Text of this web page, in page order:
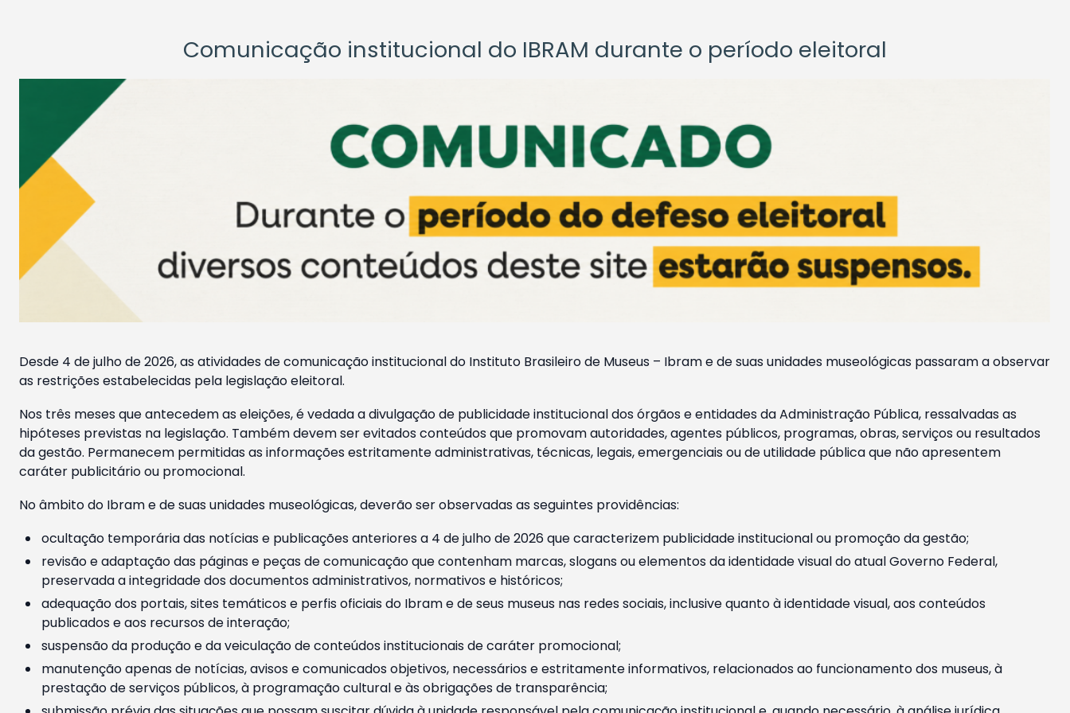
Comunicação institucional do IBRAM durante o período eleitoral
Desde 4 de julho de 2026, as atividades de comunicação institucional do Instituto Brasileiro de Museus – Ibram e de suas unidades museológicas passaram a observar
as restrições estabelecidas pela legislação eleitoral.
Nos três meses que antecedem as eleições, é vedada a divulgação de publicidade institucional dos órgãos e entidades da Administração Pública, ressalvadas as
hipóteses previstas na legislação. Também devem ser evitados conteúdos que promovam autoridades, agentes públicos, programas, obras, serviços ou resultados
da gestão. Permanecem permitidas as informações estritamente administrativas, técnicas, legais, emergenciais ou de utilidade pública que não apresentem
caráter publicitário ou promocional.
No âmbito do Ibram e de suas unidades museológicas, deverão ser observadas as seguintes providências:
ocultação temporária das notícias e publicações anteriores a 4 de julho de 2026 que caracterizem publicidade institucional ou promoção da gestão;
revisão e adaptação das páginas e peças de comunicação que contenham marcas, slogans ou elementos da identidade visual do atual Governo Federal,
preservada a integridade dos documentos administrativos, normativos e históricos;
adequação dos portais, sites temáticos e perfis oficiais do Ibram e de seus museus nas redes sociais, inclusive quanto à identidade visual, aos conteúdos
publicados e aos recursos de interação;
suspensão da produção e da veiculação de conteúdos institucionais de caráter promocional;
manutenção apenas de notícias, avisos e comunicados objetivos, necessários e estritamente informativos, relacionados ao funcionamento dos museus, à
prestação de serviços públicos, à programação cultural e às obrigações de transparência;